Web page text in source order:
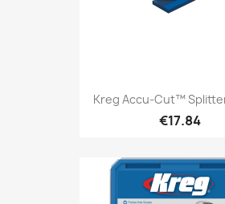
Kreg Accu-Cut™
€17.84